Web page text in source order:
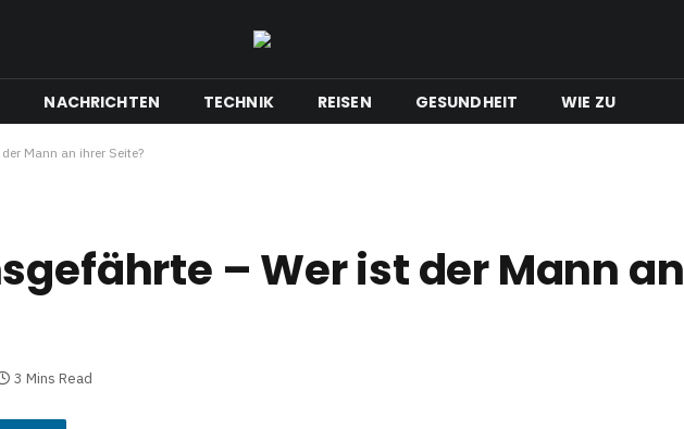
NACHRICHTEN TECHNIK REISEN GESUNDHEIT WIE ZU
Mann an ihrer Seite?
– Wer ist der Mann an
3 Mins Read